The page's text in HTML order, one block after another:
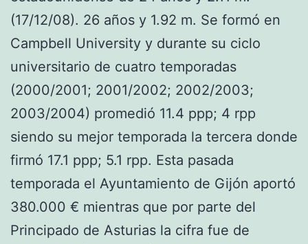
(17/12/08). 26 años y 1.92 m. Se formó en
Campbell University y durante su ciclo
universitario de cuatro temporadas
(2000/2001; 2001/2002; 2002/2003;
2003/2004) promedió 11.4 ppp; 4 rpp
siendo su mejor temporada la tercera donde
firmó 17.1 ppp; 5.1 rpp. Esta pasada
temporada el Ayuntamiento de Gijón aportó
380.000 € mientras que por parte del
Principado de Asturias la cifra fue de